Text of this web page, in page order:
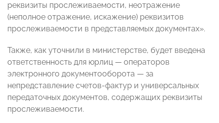
реквизиты прослеживаемости, неотражение
(неполное отражение, искажение) реквизитов
прослеживаемости в представляемых документах».
Также, как уточнили в министерстве, будет введена
ответственность для юрлиц — операторов
электронного документооборота — за
непредставление счетов-фактур и универсальных
передаточных документов, содержащих реквизиты
прослеживаемости.